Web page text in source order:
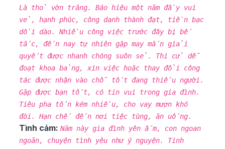
Là thỏ vờn trăng. Báo hiệu một năm đầy vui
vẻ, hạnh phúc, công danh thành đạt, tiền bạc
dồi dào. Nhiều công việc trước đây bị bế
tắc, đến nay tự nhiên gặp may mắn giải
quyết được nhanh chóng suôn sẻ. Thi cử dễ
đoạt khoa bảng, xin việc hoặc thay đổi công
tác được nhận vào chỗ tốt đang thiếu người.
Gặp được bạn tốt, có tin vui trong gia đình.
Tiêu pha tốn kém nhiều, cho vay mượn khó
đòi. Hạn chế đến nơi tiệc tùng, ăn uống.
Tình cảm: Năm này gia đình yên ấm, con ngoan
ngoãn, chuyện tình yêu như ý nguyện. Tinh